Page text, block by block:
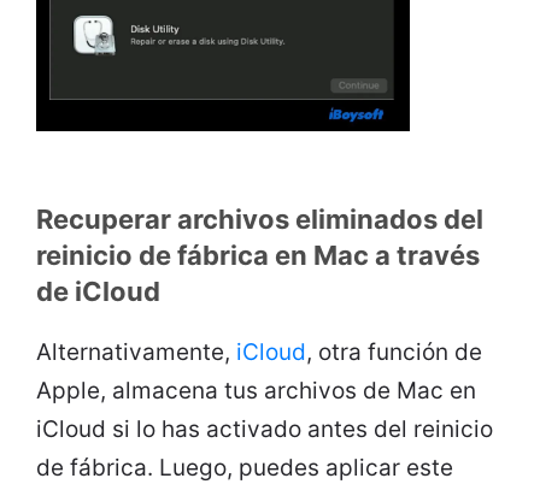
Recuperar archivos eliminados del
reinicio de fábrica en Mac a través
de iCloud
Alternativamente, iCloud, otra función de
Apple, almacena tus archivos de Mac en
iCloud si lo has activado antes del reinicio
de fábrica. Luego, puedes aplicar este